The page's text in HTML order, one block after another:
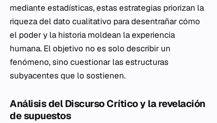
mediante estadísticas, estas estrategias priorizan la
riqueza del dato cualitativo para desentrañar cómo
el poder y la historia moldean la experiencia
humana. El objetivo no es solo describir un
fenómeno, sino cuestionar las estructuras
subyacentes que lo sostienen.
Análisis del Discurso Crítico y la revelación
de supuestos